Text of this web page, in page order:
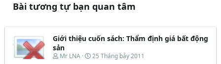
Bài tương tự bạn quan tâm
Giới thiệu cuốn sách: Thẩm định giá bất động
sản
T
Mr LNA
N
25 Tháng bảy 2011